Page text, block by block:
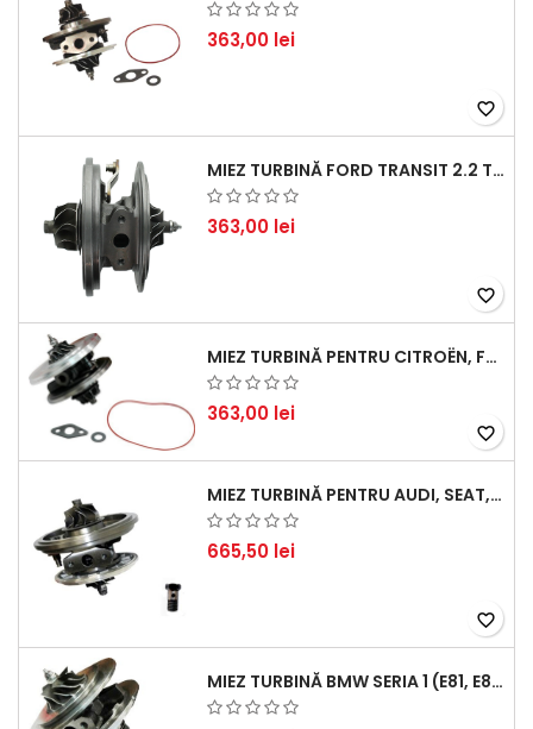
363,00 lei
favorite_border
MIEZ TURBINĂ FORD TRANSIT 2.2 TDCI (2007-2016)
363,00 lei
favorite_border
MIEZ TURBINĂ PENTRU CITROËN, FORD, MAZDA, MINI, PEUGEOT ȘI VOLVO - MOTORIZĂRI 1.6 HDI ȘI 1.6 D
363,00 lei
favorite_border
MIEZ TURBINĂ PENTRU AUDI, SEAT, SKODA ȘI VOLKSWAGEN - MOTORIZĂRI 2.0 TDI 103KW 140CP
665,50 lei
favorite_border
MIEZ TURBINĂ BMW SERIA 1 (E81, E87) 120 D - CREȘTEȚI PERFORMANȚA ȘI RĂSPUNSUL MOTORULUI